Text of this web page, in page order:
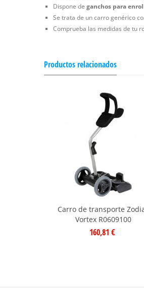
Dispone de ganchos para
Se trata de un carro genérico
Comprueba las medidas de tu
Productos relacionados
Carro de transporte
Vortex R0609100
160,81 €